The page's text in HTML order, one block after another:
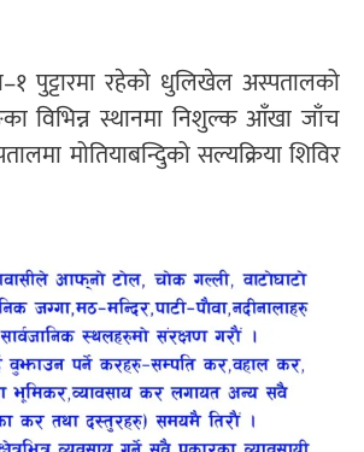
पुट्टारमा रहेको धुलिखेल अस्पतालको
विभिन्न स्थानमा निशुल्क आँखा जाँच
मोतियाबन्दिुको सल्यक्रिया शिविर